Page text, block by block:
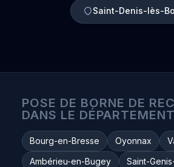
Saint-Denis-lès-
POSE DE BORNE DE
DANS LE DÉPARTEMENT
Bourg-en-Bresse Oyonnax
Ambérieu-en-Bugey
Saint-